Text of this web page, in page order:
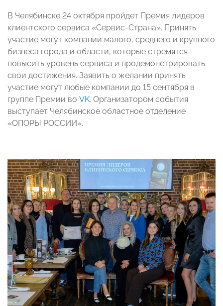
В Челябинске 24 октября пройдет Премия лидеров
клиентского сервиса «Сервис-Страна». Принять
участие могут компании малого, среднего и крупного
бизнеса города и области, которые стремятся
повысить уровень сервиса и продемонстрировать
свои достижения. Заявить о желании принять
участие могут любые компании до 15 сентября в
группе Премии во VK. Организатором события
выступает Челябинское областное отделение
«ОПОРЫ РОССИИ».